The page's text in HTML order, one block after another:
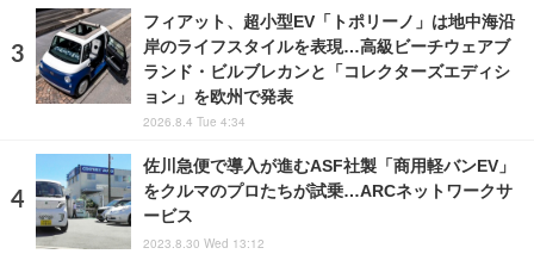
フィアット、超小型EV「トポリーノ」は地中海沿
岸のライフスタイルを表現…高級ビーチウェアブ
ランド・ビルブレカンと「コレクターズエディシ
ョン」を欧州で発表
2026.8.4 Tue 4:34
佐川急便で導入が進むASF社製「商用軽バンEV」
をクルマのプロたちが試乗…ARCネットワークサ
ービス
2023.8.30 Wed 13:12